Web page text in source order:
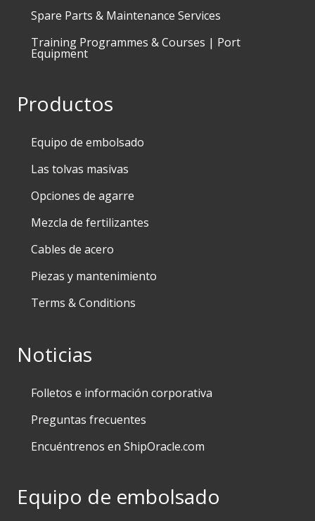
Spare Parts & Maintenance Services
Training Programmes & Courses | Port
Equipment
Productos
Equipo de embolsado
Las tolvas masivas
Opciones de agarre
Mezcla de fertilizantes
Cables de acero
Piezas y mantenimiento
Terms & Conditions
Noticias
Folletos e información corporativa
Preguntas frecuentes
Encuéntrenos en ShipOracle.com
Equipo de embolsado